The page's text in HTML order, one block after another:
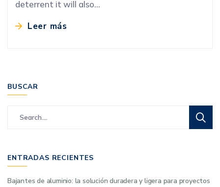
deterrent it will also…
Leer más
BUSCAR
ENTRADAS RECIENTES
Bajantes de aluminio: la solución duradera y ligera para proyectos